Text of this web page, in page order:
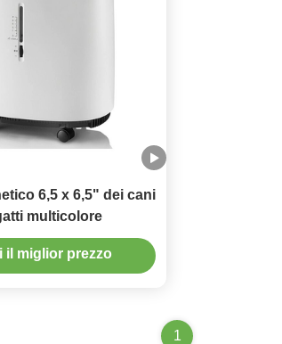
6,5 x 6,5" dei cani
multicolore
il miglior prezzo
1